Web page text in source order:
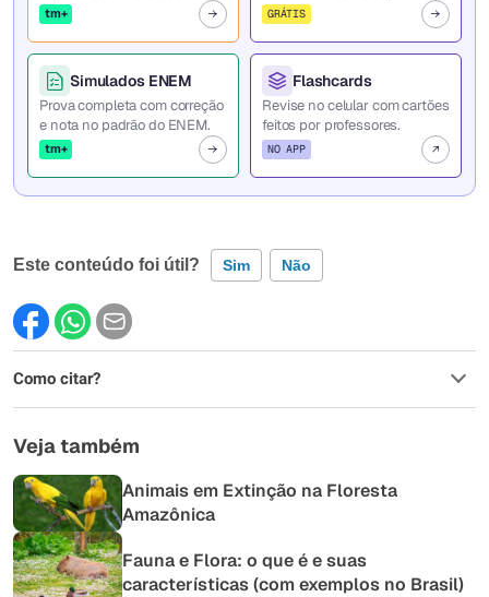
tm+ GRÁTIS
Simulados ENEM
Prova completa com correção
e nota no padrão do ENEM.
tm+
Flashcards
Revise no celular com cartões
feitos por professores.
NO APP
Este conteúdo foi útil? Sim Não
Este conteúdo contém informação incorreta
Este conteúdo não tem a informação que procuro
Como citar?
Veja também
Animais em Extinção na Floresta
Amazônica
Fauna e Flora: o que é e suas
características (com exemplos no Brasil)